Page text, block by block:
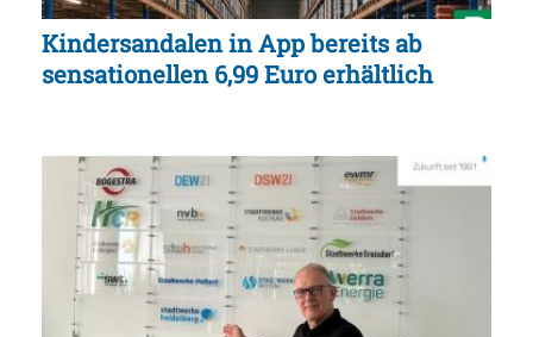
Kindersandalen in App bereits ab
sensationellen 6,99 Euro erhältlich